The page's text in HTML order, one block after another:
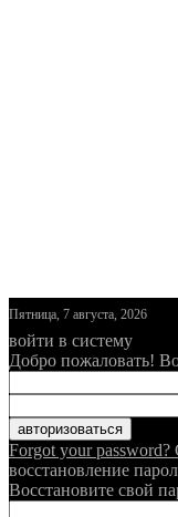
Пятница, 7 августа, 2026
войти в систему
Добро пожаловать!
Forgot your password?
восстановление
Восстановите свой